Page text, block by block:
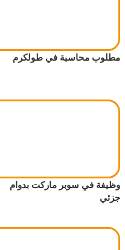
مطلوب محاسبة في طولكرم
وظيفة في سوبر ماركت بدوام
جزئي